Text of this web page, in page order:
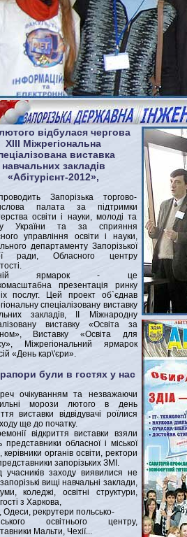
відбулася чергова
XIIІ Міжрегіональна
виставка
навчальних закладів
«Абітурієнт-2012»,
Запорізька торгово-
палата за підтримки
освіти і науки, молоді та
України та за сприяння
управління освіти і науки,
департаменту Запорізької
ради, Обласного центру
ярмарок - це
презентація ринку
послуг. Цей проект об`єднав
спеціалізовану виставку
закладів, ІІ Міжнародну
виставку «Освіта за
Виставку «Освіта для
Міжрегіональний ярмарок
«День кар\'єри».
були в гостях у нас
очікуванням та незважаючи
морози лютого в день
виставки відвідувачі роїлися
ще до початку.
відкриття виставки взяли
представники обласної і міської
керівники органів освіти, ректори
запорізьких ЗМІ.
учасників заходу виявилися не
вищі навчальні заклади,
коледжі, освітні структури,
з Харкова,
Одеси, рекрутери польсько-
освітнього центру,
Мальти, Чехії...